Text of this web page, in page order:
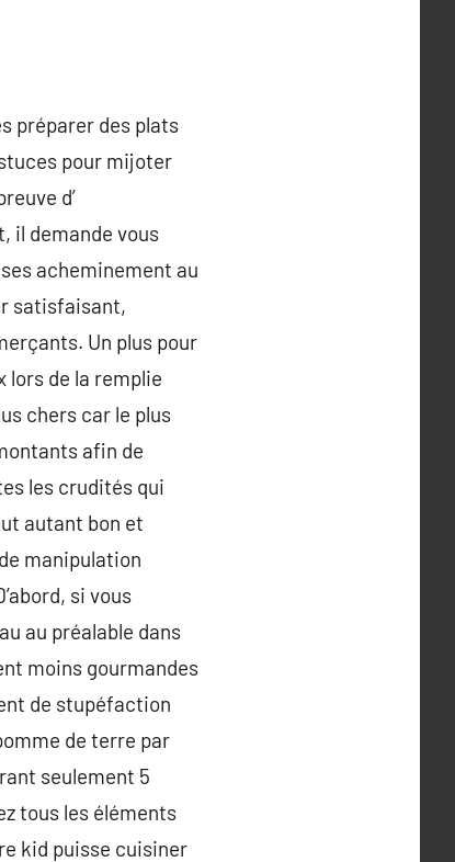
préparer des plats
pour mijoter
d’
il demande vous
acheminement au
satisfaisant,
Un plus pour
lors de la remplie
chers car le plus
afin de
les crudités qui
autant bon et
manipulation
si vous
au préalable dans
moins gourmandes
de stupéfaction
de terre par
seulement 5
tous les éléments
kid puisse cuisiner